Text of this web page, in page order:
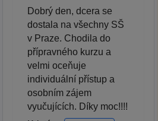
Dobrý den, dcera se
dostala na všechny SŠ
v Praze. Chodila do
přípravného kurzu a
velmi oceňuje
individuální přístup a
osobním zájem
vyučujících. Díky moc!!!!